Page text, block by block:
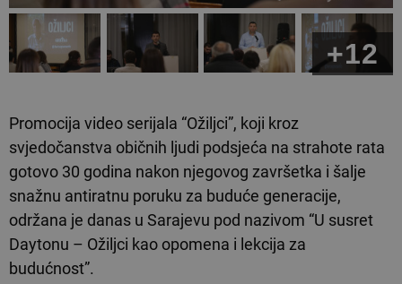
+12
Promocija video serijala “Ožiljci”, koji kroz
svjedočanstva običnih ljudi podsjeća na strahote rata
gotovo 30 godina nakon njegovog završetka i šalje
snažnu antiratnu poruku za buduće generacije,
održana je danas u Sarajevu pod nazivom “U susret
Daytonu – Ožiljci kao opomena i lekcija za
budućnost”.